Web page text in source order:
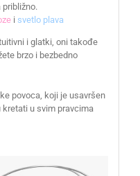
približno.
i svetlo plava
i glatki, oni takođe
brzo i bezbedno
povoca, koji je usavršen
kretati u svim pravcima